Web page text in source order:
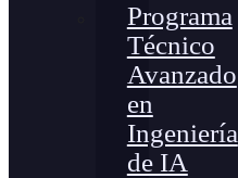
Programa
Técnico
Avanzado
en
Ingeniería
de IA